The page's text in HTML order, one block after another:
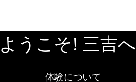
ようこそ! 三吉へ
体験について